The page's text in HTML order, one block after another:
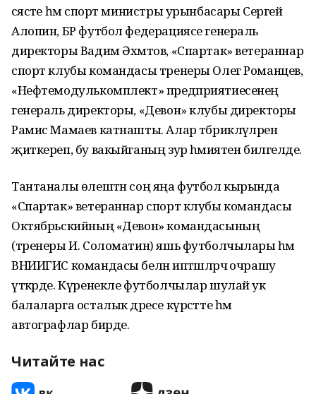
сәясәте һәм спорт министры урынбасары Сергей
Алопин, БР футбол федерациясе генераль
директоры Вадим Әхмәтов, «Спартак» ветераннар
спорт клубы командасы тренеры Олег Романцев,
«Нефтемодулькомплект» предприятиесенең
генераль директоры, «Девон» клубы директоры
Рамис Мамаев катнашты. Алар тәбрикләүләрен
җиткереп, бу вакыйганың зур әһәмиятен билгеләде.
Тантаналы өлештән соң яңа футбол кырында
«Спартак» ветераннар спорт клубы командасы
Октябрьскийның «Девон» командасының
(тренеры И. Соломатин) яшь футболчылары һәм
ВНИИГИС командасы белән иптәшләрчә очрашу
үткәрде. Күренекле футболчылар шулай ук
балаларга осталык дәресе күрсәтте һәм
автографлар бирде.
Читайте нас